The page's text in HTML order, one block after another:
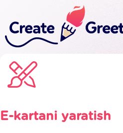
E-kartani yaratish